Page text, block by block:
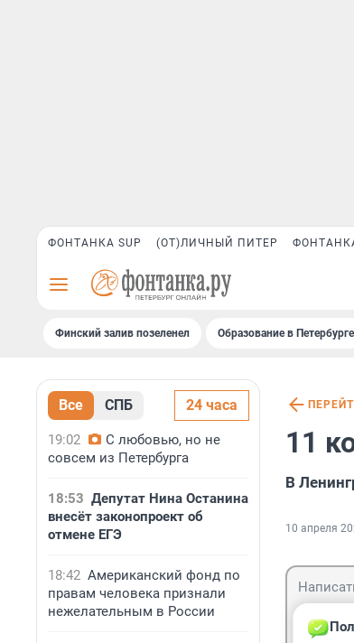
ФОНТАНКА SUP (ОТ)ЛИЧНЫЙ ПИТЕР
Финский залив позеленел Образование в Петербурге
Все СПБ 24 часа
19:02
С любовью, но не
совсем из Петербурга
18:53 Депутат Нина Останина
внесёт законопроект об
отмене ЕГЭ
18:42 Американский фонд по
правам человека признали
нежелательным в России
11
В
10 апреля